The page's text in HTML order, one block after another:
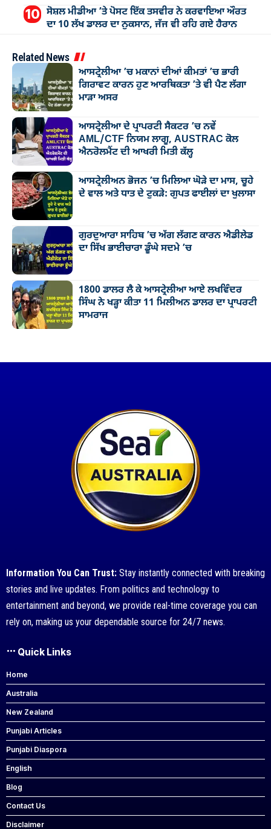
ਸੋਸ਼ਲ ਮੀਡੀਆ ’ਤੇ ਪੋਸਟ ਇੱਕ ਤਸਵੀਰ ਨੇ ਕਰਵਾਇਆ ਔਰਤ
ਦਾ 10 ਲੱਖ ਡਾਲਰ ਦਾ ਨੁਕਸਾਨ, ਜੱਜ ਵੀ ਰਹਿ ਗਏ ਹੈਰਾਨ
Related News
ਆਸਟ੍ਰੇਲੀਆ ’ਚ ਮਕਾਨਾਂ ਦੀਆਂ ਕੀਮਤਾਂ ’ਚ ਭਾਰੀ
ਗਿਰਾਵਟ ਕਾਰਨ ਹੁਣ ਆਰਥਿਕਤਾ ’ਤੇ ਵੀ ਪੈਣ ਲੱਗਾ
ਮਾੜਾ ਅਸਰ
ਆਸਟ੍ਰੇਲੀਆ ਦੇ ਪ੍ਰਾਪਰਟੀ ਸੈਕਟਰ ’ਚ ਨਵੇਂ
AML/CTF ਨਿਯਮ ਲਾਗੂ, AUSTRAC ਕੋਲ
ਐਨਰੋਲਮੈਂਟ ਦੀ ਆਖਰੀ ਮਿਤੀ ਕੱਲ੍ਹ
ਆਸਟ੍ਰੇਲੀਅਨ ਭੋਜਨ ’ਚ ਮਿਲਿਆ ਘੋੜੇ ਦਾ ਮਾਸ, ਚੂਹੇ
ਦੇ ਵਾਲ ਅਤੇ ਧਾਤ ਦੇ ਟੁਕੜੇ: ਗੁਪਤ ਫਾਈਲਾਂ ਦਾ ਖੁਲਾਸਾ
ਗੁਰਦੁਆਰਾ ਸਾਹਿਬ ’ਚ ਅੱਗ ਲੱਗਣ ਕਾਰਨ ਐਡੀਲੇਡ
ਦਾ ਸਿੱਖ ਭਾਈਚਾਰਾ ਡੂੰਘੇ ਸਦਮੇ ’ਚ
1800 ਡਾਲਰ ਲੈ ਕੇ ਆਸਟ੍ਰੇਲੀਆ ਆਏ ਲਖਵਿੰਦਰ
ਸਿੰਘ ਨੇ ਖੜ੍ਹਾ ਕੀਤਾ 11 ਮਿਲੀਅਨ ਡਾਲਰ ਦਾ ਪ੍ਰਾਪਰਟੀ
ਸਾਮਰਾਜ
Information You Can Trust: Stay instantly connected with breaking
stories and live updates. From politics and technology to
entertainment and beyond, we provide real-time coverage you can
rely on, making us your dependable source for 24/7 news.
Quick Links
Home
Australia
New Zealand
Punjabi Articles
Punjabi Diaspora
English
Blog
Contact Us
Disclaimer